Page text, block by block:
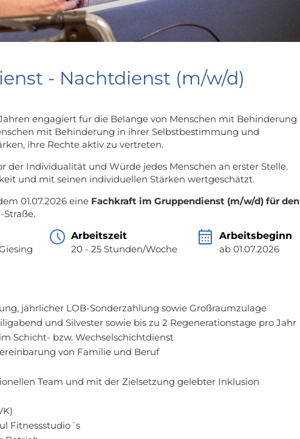
- Nachtdienst (m/w/d)
engagiert für die Belange von Menschen mit Behinderung
mit Behinderung in ihrer Selbstbestimmung und
ihre Rechte aktiv zu vertreten.
der Individualität und Würde jedes Menschen an erster Stelle.
und mit seinen individuellen Stärken wertgeschätzt.
01.07.2026 eine Fachkraft im Gruppendienst (m/w/d) für den
Arbeitszeit
20 - 25 Stunden/Woche
Arbeitsbeginn
ab 01.07.2026
jährlicher LOB-Sonderzahlung sowie Großraumzulage
und Silvester sowie bis zu 2 Regenerationstage pro Jahr
Schicht- bzw. Wechselschichtdienst
von Familie und Beruf
Team und mit der Zielsetzung gelebter Inklusion
Fitnessstudio´s